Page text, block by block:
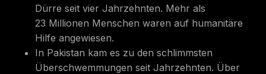
Dürre seit vier Jahrzehnten. Mehr als
23 Millionen Menschen waren auf humanitäre
Hilfe angewiesen.
In Pakistan kam es zu den schlimmsten
Überschwemmungen seit Jahrzehnten. Über